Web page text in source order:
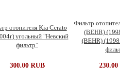
отопителя Kia Cerato
угольный "Невский
фильтр"
300.00 RUB
Фильтр
(BEHR)
(BEHR)
230.00